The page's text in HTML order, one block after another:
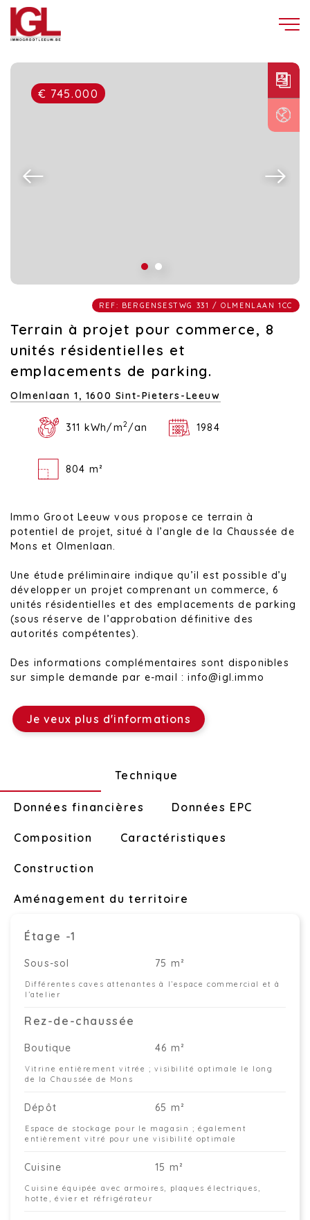
€ 745.000
REF: BERGENSESTWG 331 / OLMENLAAN 1CC
Terrain à projet pour commerce, 8
unités résidentielles et
emplacements de parking.
Olmenlaan 1, 1600 Sint-Pieters-Leeuw
311 kWh/m2 /an 1984
804 m²
Immo Groot Leeuw vous propose ce terrain à
potentiel de projet, situé à l’angle de la Chaussée de
Mons et Olmenlaan.
Une étude préliminaire indique qu’il est possible d’y
développer un projet comprenant un commerce, 6
unités résidentielles et des emplacements de parking
(sous réserve de l’approbation définitive des
autorités compétentes).
Des informations complémentaires sont disponibles
sur simple demande par e-mail : info@igl.immo
Je veux plus d'informations
Technique
Données financières Données EPC
Composition Caractéristiques
Construction
Aménagement du territoire
Étage -1
Sous-sol 75 m²
Différentes caves attenantes à l’espace commercial et à
l’atelier
Rez-de-chaussée
Boutique 46 m²
Vitrine entièrement vitrée ; visibilité optimale le long
de la Chaussée de Mons
Dépôt 65 m²
Espace de stockage pour le magasin ; également
entièrement vitré pour une visibilité optimale
Cuisine 15 m²
Cuisine équipée avec armoires, plaques électriques,
hotte, évier et réfrigérateur